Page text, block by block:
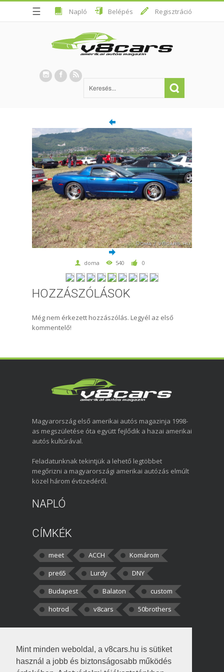
Mint minden weboldal, a v8cars.hu is sütiket
használ a jobb és biztonságosabb működés
☰ Napló Belépés Regisztráció
doma 540 0
HOZZÁSZÓLÁSOK
Még nem érkezett hozzászólás. Legyél az első
kommentelő!
Magyarország első amerikai autós magazinja 1998-
as megszületése óta együtt fejlődik a hazai amerikai
autós kultúrával.
Feladatunknak tekintjük a lehető legtöbbet
megőrizni a magyarországi amerikai autózás elmúlt
közel három évtizedéről.
NAPLÓ
CÍMKÉK
meet ACCH
Komárom
pre65
Lurdy
DNY
Budapest
Balaton
custom
hotrod
v8cars 50brothers
kortisz:Elszúrtam! Én csak két
darabbaal számoltam. Nem tudtam, hogy fél autót,